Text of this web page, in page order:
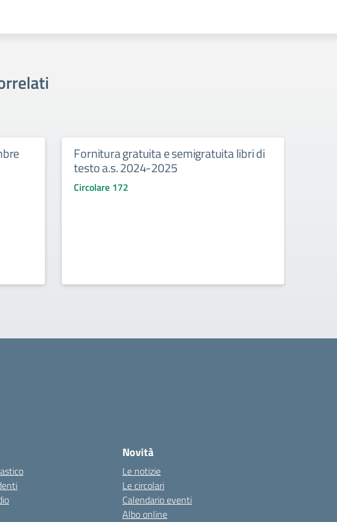
Fornitura gratuita e semigratuita libri di
testo a.s. 2024-2025
Circolare 172
Novità
Le notizie
Le circolari
Calendario eventi
Albo online